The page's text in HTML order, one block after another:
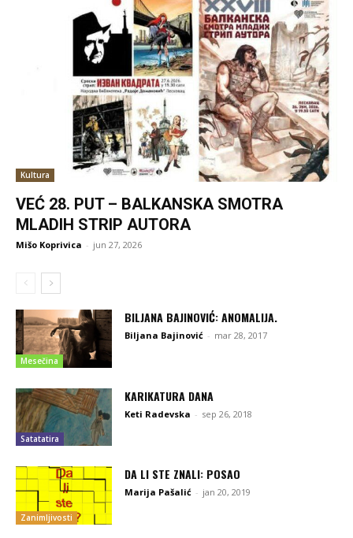
Kultura
VEĆ 28. PUT – BALKANSKA SMOTRA
MLADIH STRIP AUTORA
Mišo Koprivica - jun 27, 2026
Mesečina
BILJANA BAJINOVIĆ: ANOMALIJA.
Biljana Bajinović - mar 28, 2017
Satatatira
KARIKATURA DANA
Keti Radevska - sep 26, 2018
Zanimljivosti
DA LI STE ZNALI: POSAO
Marija Pašalić - jan 20, 2019